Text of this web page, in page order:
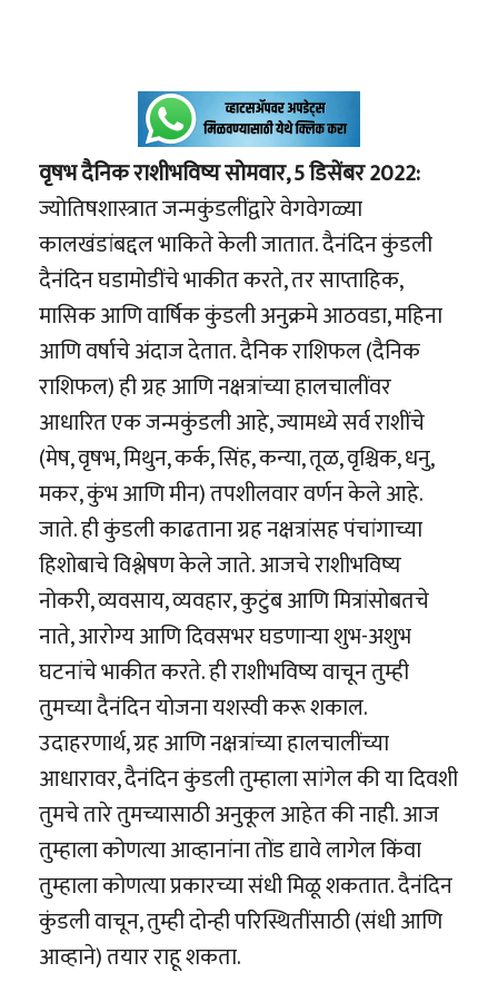
वृषभ दैनिक राशीभविष्य सोमवार, 5 डिसेंबर 2022:
ज्योतिषशास्त्रात जन्मकुंडलींद्वारे वेगवेगळ्या
कालखंडांबद्दल भाकिते केली जातात. दैनंदिन कुंडली
दैनंदिन घडामोडींचे भाकीत करते, तर साप्ताहिक,
मासिक आणि वार्षिक कुंडली अनुक्रमे आठवडा, महिना
आणि वर्षाचे अंदाज देतात. दैनिक राशिफल (दैनिक
राशिफल) ही ग्रह आणि नक्षत्रांच्या हालचालींवर
आधारित एक जन्मकुंडली आहे, ज्यामध्ये सर्व राशींचे
(मेष, वृषभ, मिथुन, कर्क, सिंह, कन्या, तूळ, वृश्चिक, धनु,
मकर, कुंभ आणि मीन) तपशीलवार वर्णन केले आहे.
जाते. ही कुंडली काढताना ग्रह नक्षत्रांसह पंचांगाच्या
हिशोबाचे विश्लेषण केले जाते. आजचे राशीभविष्य
नोकरी, व्यवसाय, व्यवहार, कुटुंब आणि मित्रांसोबतचे
नाते, आरोग्य आणि दिवसभर घडणाऱ्या शुभ-अशुभ
घटनांचे भाकीत करते. ही राशीभविष्य वाचून तुम्ही
तुमच्या दैनंदिन योजना यशस्वी करू शकाल.
उदाहरणार्थ, ग्रह आणि नक्षत्रांच्या हालचालींच्या
आधारावर, दैनंदिन कुंडली तुम्हाला सांगेल की या दिवशी
तुमचे तारे तुमच्यासाठी अनुकूल आहेत की नाही. आज
तुम्हाला कोणत्या आव्हानांना तोंड द्यावे लागेल किंवा
तुम्हाला कोणत्या प्रकारच्या संधी मिळू शकतात. दैनंदिन
कुंडली वाचून, तुम्ही दोन्ही परिस्थितींसाठी (संधी आणि
आव्हाने) तयार राहू शकता.